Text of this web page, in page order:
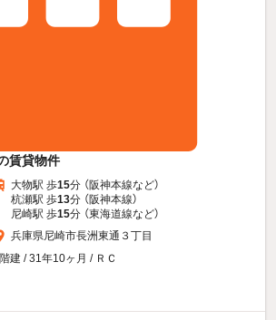
賃貸物件
大物駅 歩15分 （阪神本線など）
杭瀬駅 歩13分 （阪神本線）
尼崎駅 歩15分 （東海道線など）
兵庫県尼崎市長洲東通３丁目
建 / 31年10ヶ月 / ＲＣ